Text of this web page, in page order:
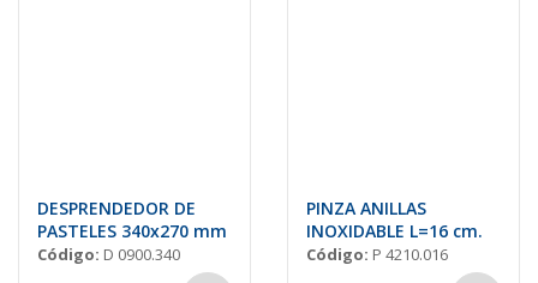
DESPRENDEDOR DE
PASTELES 340x270 mm
Código: D 0900.340
PINZA ANILLAS
INOXIDABLE L=16 cm.
Código: P 4210.016